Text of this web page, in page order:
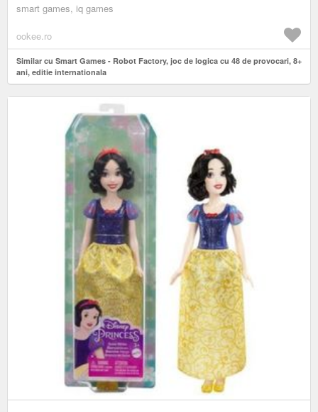
smart games, iq games
ookee.ro
Similar cu Smart Games - Robot Factory, joc de logica cu 48 de provocari, 8+
ani, editie internationala